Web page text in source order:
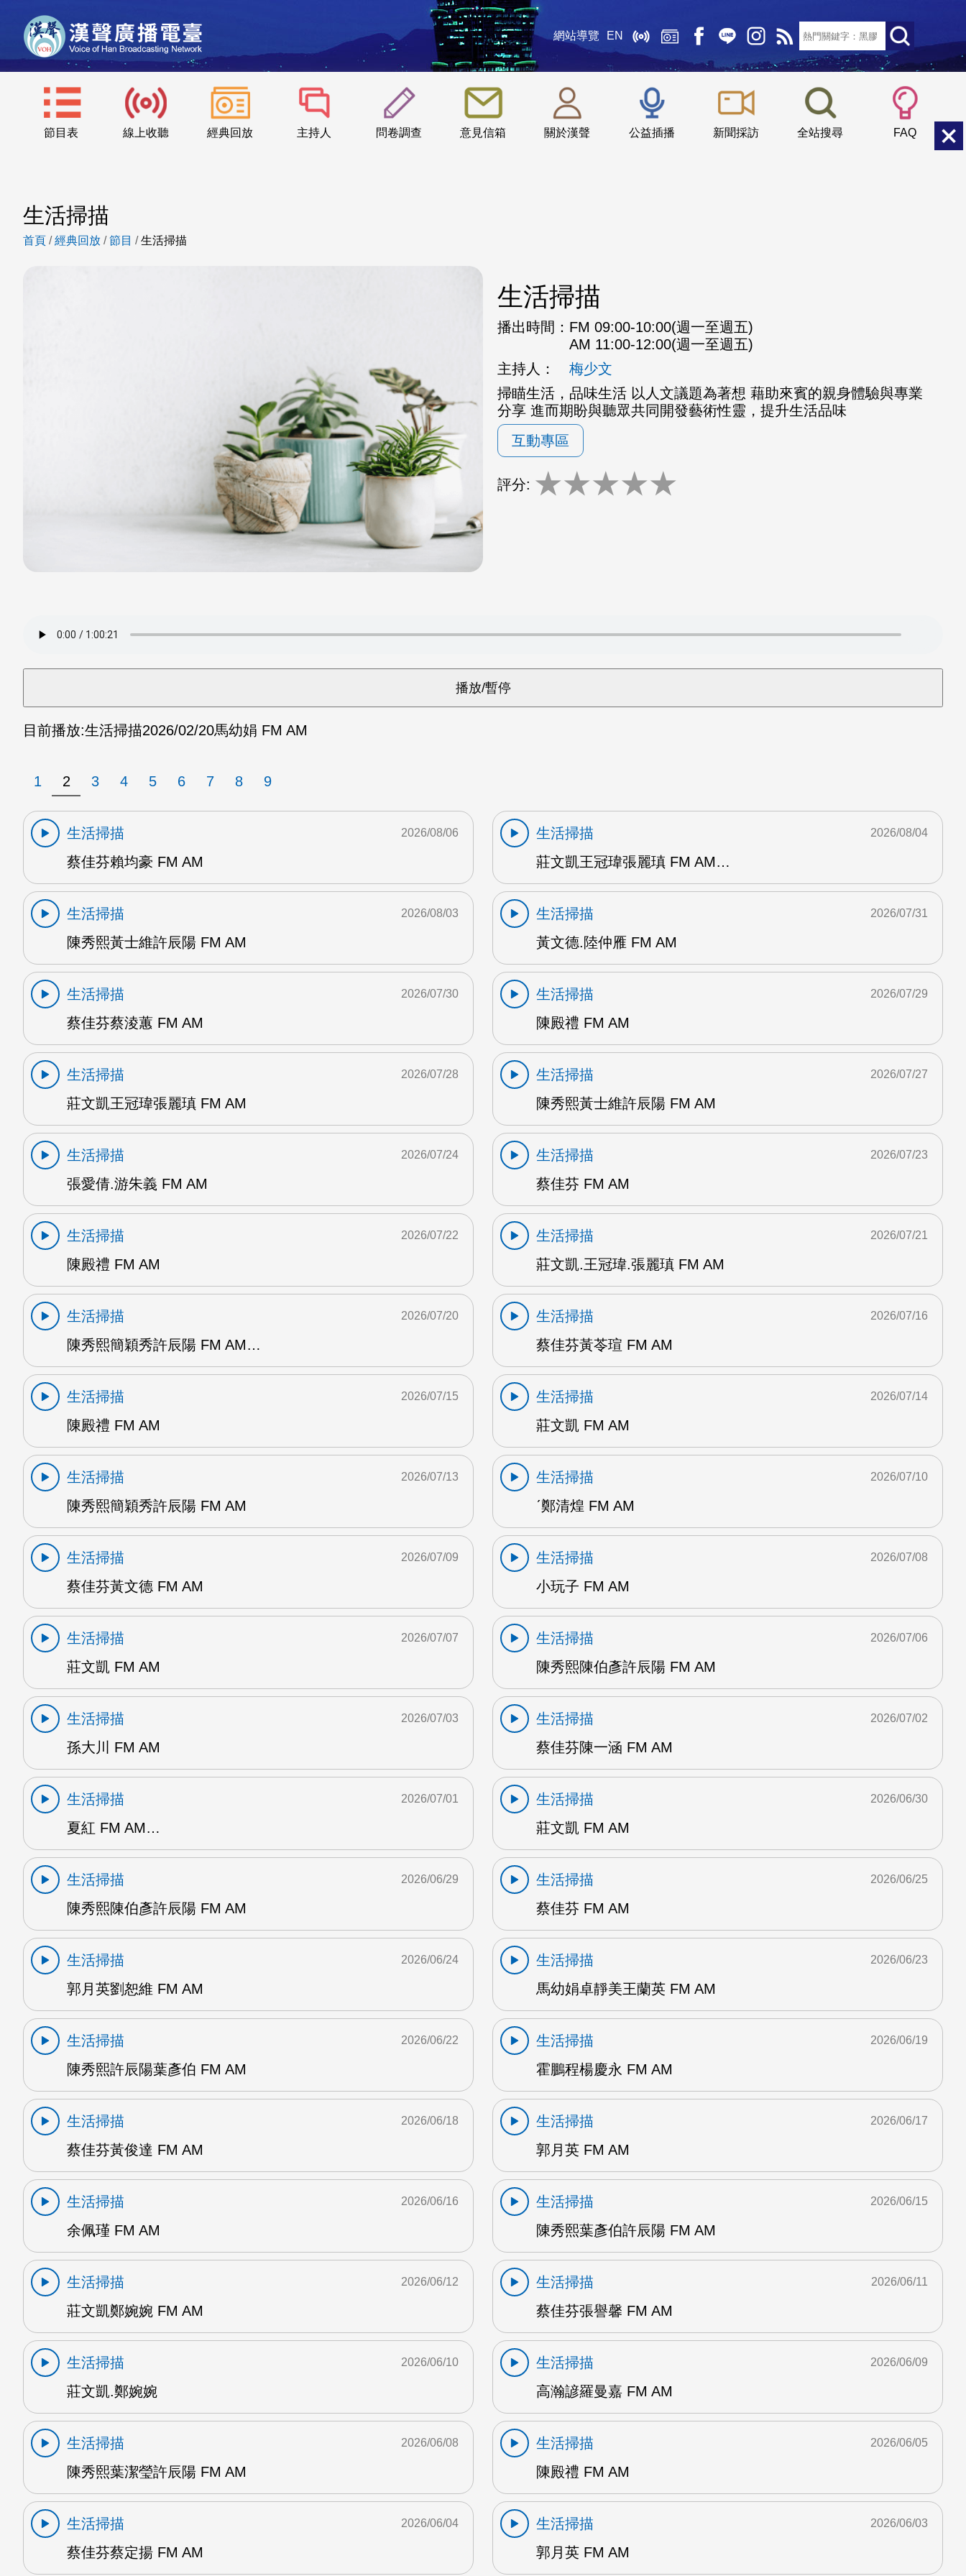
網站導覽 EN
節目表 線上收聽 經典回放 主持人 問卷調查 意見信箱 關於漢聲 公益插播 新聞採訪 全站搜尋 FAQ
::: 小 中
生活掃描
首頁 /經典回放 /節目 /生活掃描
生活掃描
播出時間： FM 09:00-10:00(週一至週五)
AM 11:00-12:00(週一至週五)
主持人：
梅少文
掃瞄生活，品味生活 以人文議題為著想 藉助來賓的親身體驗與專業
分享 進而期盼與聽眾共同開發藝術性靈，提升生活品味
互動專區
評分: ★★★★★
目前播放:生活掃描2026/02/20馬幼娟 FM AM
1 2 3 4 5 6 7 8 9
生活掃描
蔡佳芬賴均豪 FM AM
2026/08/06
生活掃描
莊文凱王冠瑋張麗瑱 FM AM…
2026/08/04
生活掃描
陳秀熙黃士維許辰陽 FM AM
2026/08/03
生活掃描
黃文德.陸仲雁 FM AM
2026/07/31
生活掃描
蔡佳芬蔡淩蕙 FM AM
2026/07/30
生活掃描
陳殿禮 FM AM
2026/07/29
生活掃描
莊文凱王冠瑋張麗瑱 FM AM
2026/07/28
生活掃描
陳秀熙黃士維許辰陽 FM AM
2026/07/27
生活掃描
張愛倩.游朱義 FM AM
2026/07/24
生活掃描
蔡佳芬 FM AM
2026/07/23
生活掃描
陳殿禮 FM AM
2026/07/22
生活掃描
莊文凱.王冠瑋.張麗瑱 FM AM
2026/07/21
生活掃描
陳秀熙簡穎秀許辰陽 FM AM…
2026/07/20
生活掃描
蔡佳芬黃苓瑄 FM AM
2026/07/16
生活掃描
陳殿禮 FM AM
2026/07/15
生活掃描
莊文凱 FM AM
2026/07/14
生活掃描
陳秀熙簡穎秀許辰陽 FM AM
2026/07/13
生活掃描
ˊ鄭清煌 FM AM
2026/07/10
生活掃描
蔡佳芬黃文德 FM AM
2026/07/09
生活掃描
小玩子 FM AM
2026/07/08
生活掃描
莊文凱 FM AM
2026/07/07
生活掃描
陳秀熙陳伯彥許辰陽 FM AM
2026/07/06
生活掃描
孫大川 FM AM
2026/07/03
生活掃描
蔡佳芬陳一涵 FM AM
2026/07/02
生活掃描
夏紅 FM AM…
2026/07/01
生活掃描
莊文凱 FM AM
2026/06/30
生活掃描
陳秀熙陳伯彥許辰陽 FM AM
2026/06/29
生活掃描
蔡佳芬 FM AM
2026/06/25
生活掃描
郭月英劉恕維 FM AM
2026/06/24
生活掃描
馬幼娟卓靜美王蘭英 FM AM
2026/06/23
生活掃描
陳秀熙許辰陽葉彥伯 FM AM
2026/06/22
生活掃描
霍鵬程楊慶永 FM AM
2026/06/19
生活掃描
蔡佳芬黃俊達 FM AM
2026/06/18
生活掃描
郭月英 FM AM
2026/06/17
生活掃描
余佩瑾 FM AM
2026/06/16
生活掃描
陳秀熙葉彥伯許辰陽 FM AM
2026/06/15
生活掃描
莊文凱鄭婉婉 FM AM
2026/06/12
生活掃描
蔡佳芬張譽馨 FM AM
2026/06/11
生活掃描
莊文凱.鄭婉婉
2026/06/10
生活掃描
高瀚諺羅曼嘉 FM AM
2026/06/09
生活掃描
陳秀熙葉潔瑩許辰陽 FM AM
2026/06/08
生活掃描
陳殿禮 FM AM
2026/06/05
生活掃描
蔡佳芬蔡定揚 FM AM
2026/06/04
生活掃描
郭月英 FM AM
2026/06/03